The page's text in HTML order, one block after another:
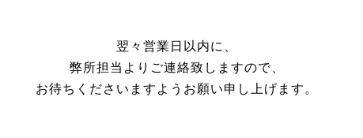
翌々営業日以内に、
弊所担当よりご連絡致しますので、
お待ちくださいますよう お願い申し上げます。